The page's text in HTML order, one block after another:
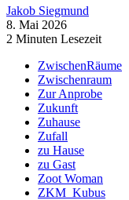
Jakob Siegmund
8. Mai 2026
2 Minuten Lesezeit
ZwischenRäume
Zwischenraum
Zur Anprobe
Zukunft
Zuhause
Zufall
zu Hause
zu Gast
Zoot Woman
ZKM_Kubus